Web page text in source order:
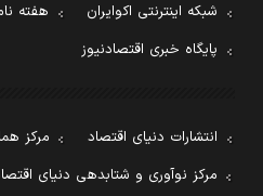
شبکه اینترنتی اکوایران
هفته
پایگاه خبری اقتصادنیوز
انتشارات دنیای اقتصاد
مرکز
مرکز نوآوری و شتابدهی دنیای